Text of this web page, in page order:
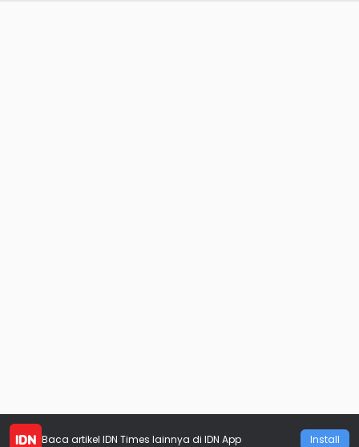
Baca artikel IDN Times lainnya di IDN App Install